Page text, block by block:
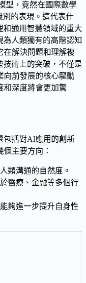
型，竟然在國際數學
的表現。這代表什
和通用智慧領域的重大
人類獨有的高階認知
在解決問題和理解複
術上的突破，不僅是
向前發展的核心驅動
和深度將會更加驚
包括對AI應用的創新
主要方向：
類溝通的自然度。
醫療、金融等多個行
夠進一步提升自身性